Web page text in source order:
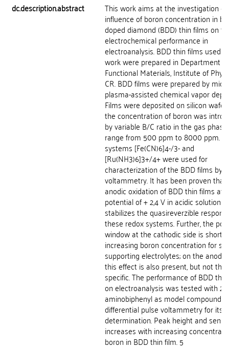
dc.description.abstract
This work aims at the investigation
influence of boron concentration in
doped diamond (BDD) thin films on
electrochemical performance in
electroanalysis. BDD thin films used
work were prepared in Department of
Functional Materials, Institute of
CR. BDD films were prepared by
plasma-assisted chemical vapor
Films were deposited on silicon
the concentration of boron was
by variable B/C ratio in the gas
range from 500 ppm to 8000 ppm.
systems [Fe(CN)6]4-/3- and
[Ru(NH3)6]3+/4+ were used for
characterization of the BDD films by
voltammetry. It has been proven
anodic oxidation of BDD thin films at
potential of + 2,4 V in acidic solution
stabilizes the quasireverzible
these redox systems. Further, the
window at the cathodic side is
increasing boron concentration for
supporting electrolytes; on the
this effect is also present, but not that
specific. The performance of BDD
on electroanalysis was tested with 2-
aminobiphenyl as model compound.
differential pulse voltammetry for its
determination. Peak height and
increases with increasing
boron in BDD thin film. 5